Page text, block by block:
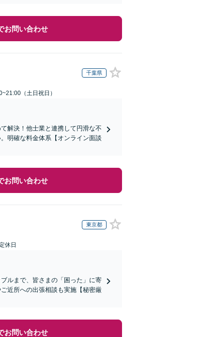
お問い合わせ
千葉県
（土日祝日）
解決！他士業と連携して円滑な不
明確な料金体系【オンライン面談
お問い合わせ
東京都
休日
ルまで、皆さまの「困った」に寄
近所への出張相談も実施【秘密厳
お問い合わせ